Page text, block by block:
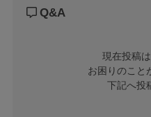
Q&A
現在投稿
お困りのこと
下記へ投